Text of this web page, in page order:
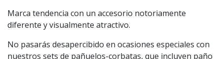
Marca tendencia con un accesorio notoriamente
diferente y visualmente atractivo.
No pasarás desapercibido en ocasiones especiales con
nuestros sets de pañuelos-corbatas, que incluyen paño